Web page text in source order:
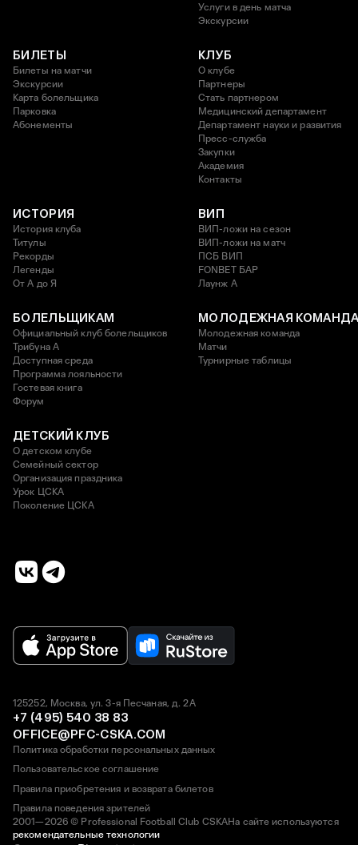
Услуги в день матча
Экскурсии
БИЛЕТЫ
Билеты на матчи
Экскурсии
Карта болельщика
Парковка
Абонементы
КЛУБ
О клубе
Партнеры
Стать партнером
Медицинский департамент
Департамент науки и развития
Пресс-служба
Закупки
Академия
Контакты
ИСТОРИЯ
История клуба
Титулы
Рекорды
Легенды
От А до Я
ВИП
ВИП-ложи на сезон
ВИП-ложи на матч
ПСБ ВИП
FONBET БАР
Лаунж A
БОЛЕЛЬЩИКАМ
Официальный клуб болельщиков
Трибуна А
Доступная среда
Программа лояльности
Гостевая книга
Форум
МОЛОДЕЖНАЯ
Молодежная команда
Матчи
Турнирные таблицы
ДЕТСКИЙ КЛУБ
О детском клубе
Семейный сектор
Организация праздника
Урок ЦСКА
Поколение ЦСКА
2001—2026 © Professional Football Club CSKAНа сайте используются
рекомендательные технологии
125252, Москва, ул. 3-я Песчаная, д. 2А
+7 (495) 540 38 83
OFFICE@PFC-CSKA.COM
Политика обработки персональных данных
Пользовательское соглашение
Правила приобретения и возврата билетов
Правила поведения зрителей